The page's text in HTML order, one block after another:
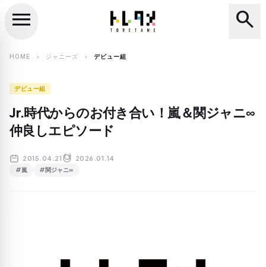
search
menu search
HOME chevron_right ジャニーズ chevron_right デビュー組
デビュー組
Jr.時代からのお付き合い！嵐＆関ジャニ∞
仲良しエピソード
2015.04.21 2026.01.14
#嵐 #関ジャニ∞